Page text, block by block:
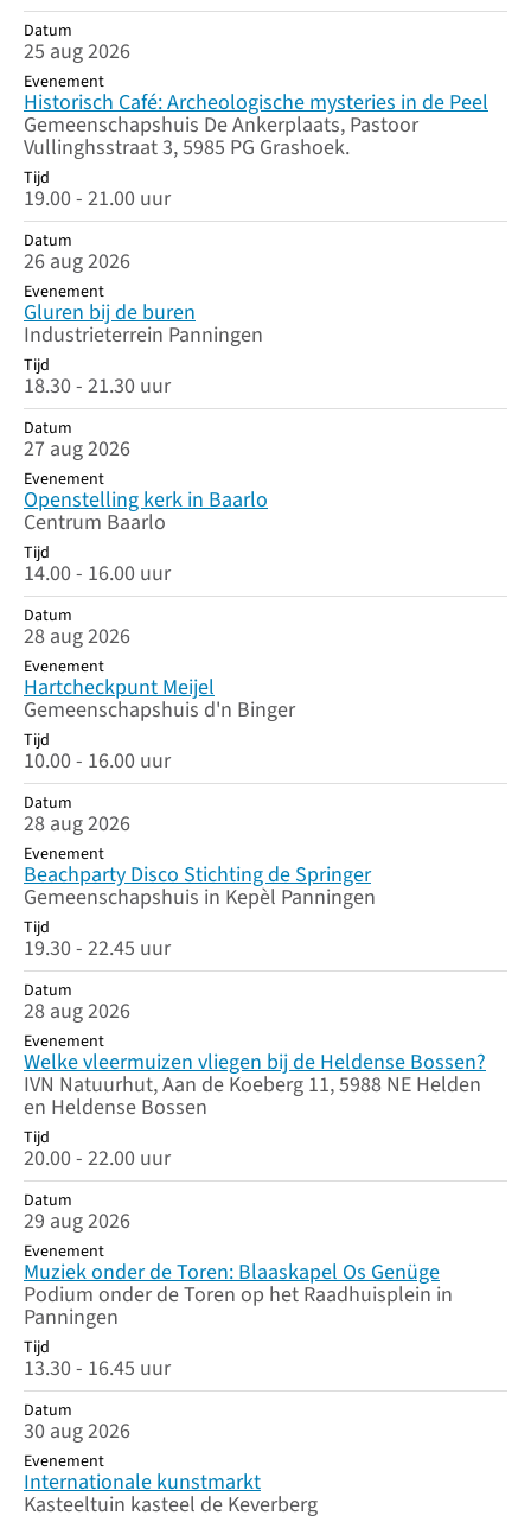
Datum
25 aug 2026
Evenement
Historisch Café: Archeologische mysteries in de Peel
Gemeenschapshuis De Ankerplaats, Pastoor
Vullinghsstraat 3, 5985 PG Grashoek.
Tijd
19.00 - 21.00 uur
Datum
26 aug 2026
Evenement
Gluren bij de buren
Industrieterrein Panningen
Tijd
18.30 - 21.30 uur
Datum
27 aug 2026
Evenement
Openstelling kerk in Baarlo
Centrum Baarlo
Tijd
14.00 - 16.00 uur
Datum
28 aug 2026
Evenement
Hartcheckpunt Meijel
Gemeenschapshuis d'n Binger
Tijd
10.00 - 16.00 uur
Datum
28 aug 2026
Evenement
Beachparty Disco Stichting de Springer
Gemeenschapshuis in Kepèl Panningen
Tijd
19.30 - 22.45 uur
Datum
28 aug 2026
Evenement
Welke vleermuizen vliegen bij de Heldense Bossen?
IVN Natuurhut, Aan de Koeberg 11, 5988 NE Helden
en Heldense Bossen
Tijd
20.00 - 22.00 uur
Datum
29 aug 2026
Evenement
Muziek onder de Toren: Blaaskapel Os Genüge
Podium onder de Toren op het Raadhuisplein in
Panningen
Tijd
13.30 - 16.45 uur
Datum
30 aug 2026
Evenement
Internationale kunstmarkt
Kasteeltuin kasteel de Keverberg